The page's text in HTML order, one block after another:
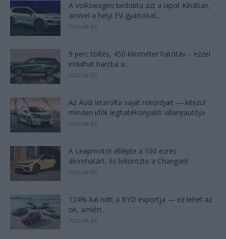
A Volkswagen bedobta azt a lapot Kínában,
amivel a helyi EV-gyártókat...
2026-08-04
9 perc töltés, 450 kilométer hatótáv – ezzel
indulhat harcba a...
2026-08-05
Az Audi letarolta saját rekordjait — készül
minden idők leghatékonyabb villanyautója
2026-08-04
A Leapmotor átlépte a 100 ezres
álomhatárt, és lekörözte a Changant
2026-08-05
124%-kal nőtt a BYD exportja — ez lehet az
ok, amiért...
2026-08-04